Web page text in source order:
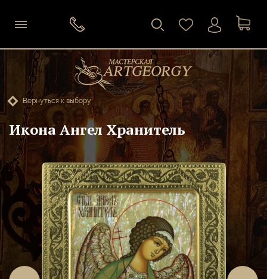
Вернуться к выбору
Икона Ангел Хранитель